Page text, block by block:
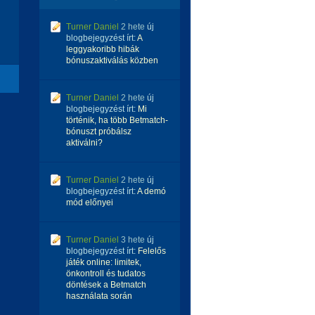
Turner Daniel 2 hete új
blogbejegyzést írt:A
leggyakoribb hibák
bónuszaktiválás közben
Turner Daniel 2 hete új
blogbejegyzést írt: Mi
történik, ha több Betmatch-
bónuszt próbálsz
aktiválni?
Turner Daniel 2 hete új
blogbejegyzést írt:A demó
mód előnyei
Turner Daniel 3 hete új
blogbejegyzést írt: Felelős
játék online: limitek,
önkontroll és tudatos
döntések a Betmatch
használata során